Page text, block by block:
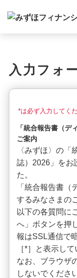
入力フォ
*は必ず入力してく
「統合報告書（デ
ご案内
〈みずほ〉の「
誌）2026」をお
た。
「統合報告書
するみなさまの
以下の各質問に
へ」ボタンを押
報はSSL通信で
［*］と表示し
なお、ブラウザ
しないでくださ